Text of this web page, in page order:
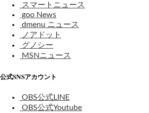
スマートニュース
goo News
dmenu ニュース
ノアドット
グノシー
MSNニュース
公式SNSアカウント
OBS公式LINE
OBS公式Youtube